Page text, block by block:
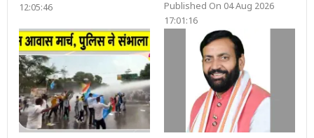
12:05:46
Published On 04 Aug 2026
17:01:16